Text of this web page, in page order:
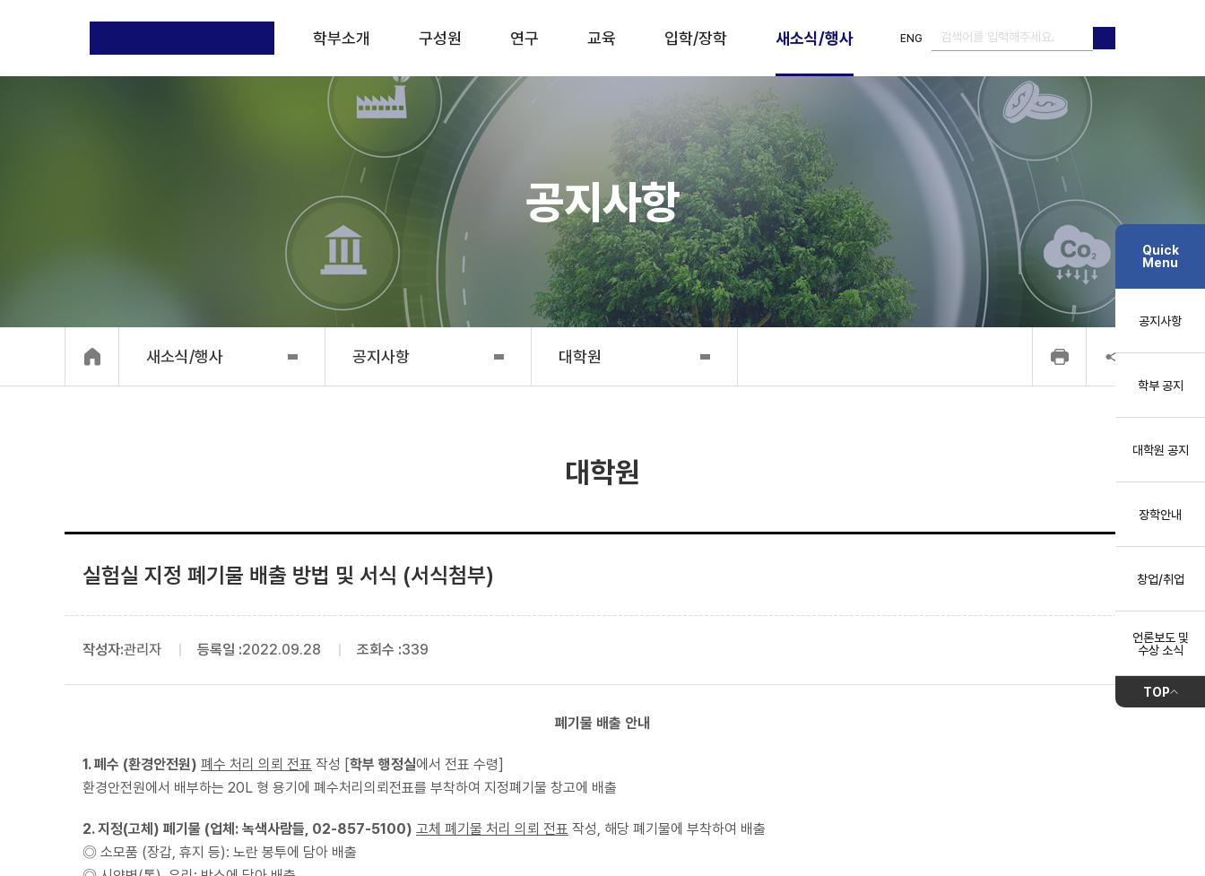
학부소개 구성원 연구 교육 입학/장학 새소식/행사 ENG
검색
검색
공지사항
새소식/행사 공지사항 대학원
대학원
실험실 지정 폐기물 배출 방법 및 서식 (서식첨부)
작성자:관리자 등록일 :2022.09.28 조회수 :339
폐기물 배출 안내
1. 폐수 (환경안전원) 폐수 처리 의뢰 전표 작성 [학부 행정실에서 전표 수령]
환경안전원에서 배부하는 20L 형 용기에 폐수처리의뢰전표를 부착하여 지정폐기물 창고에 배출
2. 지정(고체) 폐기물 (업체: 녹색사람들, 02-857-5100) 고체 폐기물 처리 의뢰 전표 작성, 해당 폐기물에 부착하여 배출
◎ 소모품 (장갑, 휴지 등): 노란 봉투에 담아 배출
Quick
Menu
공지사항
학부 공지
대학원 공지
장학안내
창업/취업
언론보도 및
수상 소식
TOP